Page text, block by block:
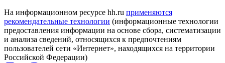
На информационном ресурсе hh.ru применяются
рекомендательные технологии (информационные технологии
предоставления информации на основе сбора, систематизации
и анализа сведений, относящихся к предпочтениям
пользователей сети «Интернет», находящихся на территории
Российской Федерации)